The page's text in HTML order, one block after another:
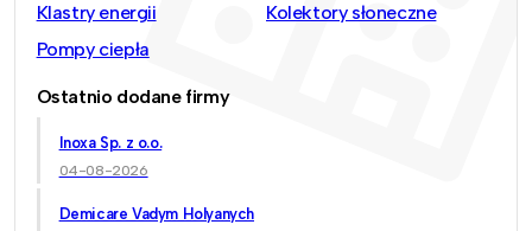
Klastry energii
Kolektory słoneczne
Pompy ciepła
Ostatnio dodane firmy
Inoxa Sp. z o.o.
04-08-2026
Demicare Vadym Holyanych